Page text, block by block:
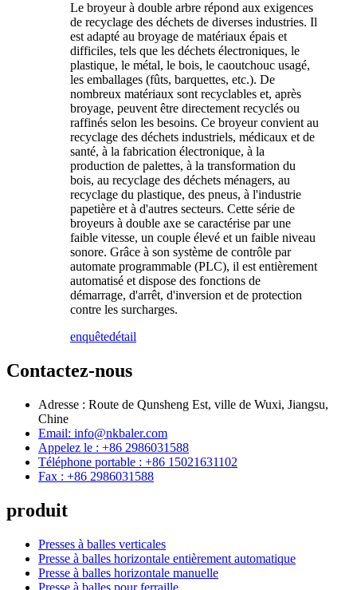
Le broyeur à double arbre répond aux exigences
de recyclage des déchets de diverses industries. Il
est adapté au broyage de matériaux épais et
difficiles, tels que les déchets électroniques, le
plastique, le métal, le bois, le caoutchouc usagé,
les emballages (fûts, barquettes, etc.). De
nombreux matériaux sont recyclables et, après
broyage, peuvent être directement recyclés ou
raffinés selon les besoins. Ce broyeur convient au
recyclage des déchets industriels, médicaux et de
santé, à la fabrication électronique, à la
production de palettes, à la transformation du
bois, au recyclage des déchets ménagers, au
recyclage du plastique, des pneus, à l'industrie
papetière et à d'autres secteurs. Cette série de
broyeurs à double axe se caractérise par une
faible vitesse, un couple élevé et un faible niveau
sonore. Grâce à son système de contrôle par
automate programmable (PLC), il est entièrement
automatisé et dispose des fonctions de
démarrage, d'arrêt, d'inversion et de protection
contre les surcharges.
enquêtedétail
Contactez-nous
Adresse : Route de Qunsheng Est, ville de Wuxi, Jiangsu,
Chine
Email: info@nkbaler.com
Appelez le : +86 2986031588
Téléphone portable : +86 15021631102
Fax : +86 2986031588
produit
Presses à balles verticales
Presse à balles horizontale entièrement automatique
Presse à balles horizontale manuelle
Presse à balles pour ferraille